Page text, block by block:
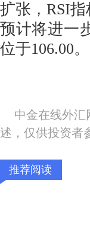
扩张，RSI
预计将进一
位于106.00。
中金在线外
述，仅供投资者
推荐阅读